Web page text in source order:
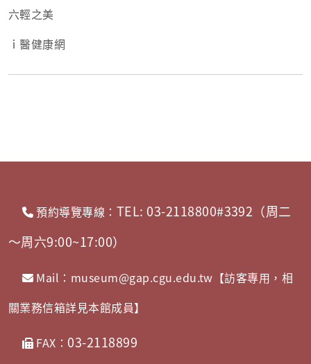
六輕之美
ｉ醫健康網
預約導覽專線： TEL: 03-2118800#3392（周二
～周六9:00~17:00）
Mail：museum@gap.cgu.edu.tw【訪客專用，相
關業務信箱詳見本館成員】
FAX： 03-2118899